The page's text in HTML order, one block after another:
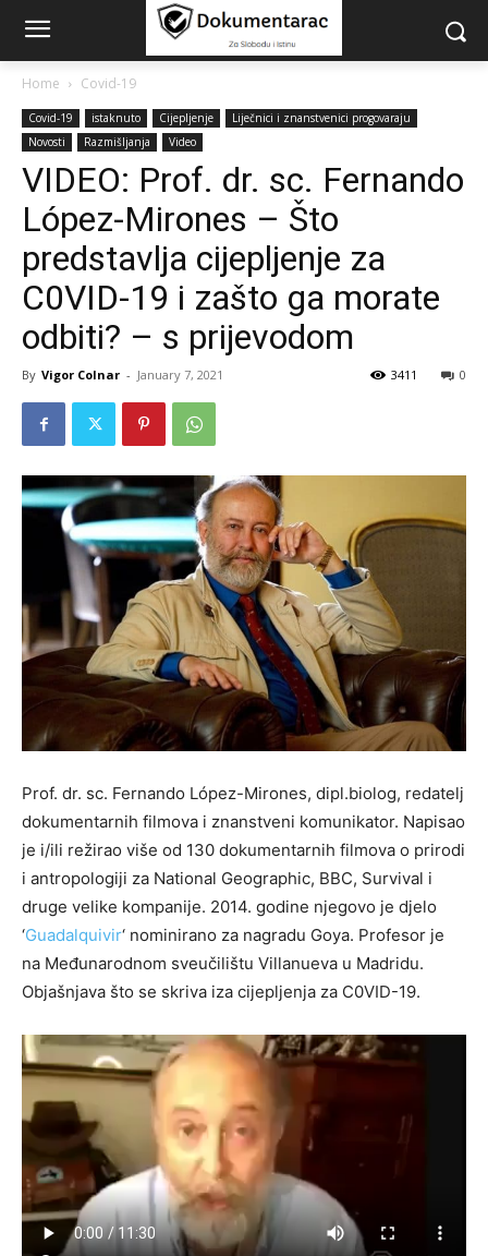
Home Covid-19
Covid-19 istaknuto Cijepljenje
Liječnici i znanstvenici progovaraju
Novosti
Razmišljanja Video
VIDEO: Prof. dr. sc. Fernando
López-Mirones – Što
predstavlja cijepljenje za
C0VID-19 i zašto ga morate
odbiti? – s prijevodom
By Vigor Colnar - January 7, 2021 0
3411
Prof. dr. sc. Fernando López-Mirones, dipl.biolog, redatelj
dokumentarnih filmova i znanstveni komunikator. Napisao
je i/ili režirao više od 130 dokumentarnih filmova o prirodi
i antropologiji za National Geographic, BBC, Survival i
druge velike kompanije. 2014. godine njegovo je djelo
‘Guadalquivir‘ nominirano za nagradu Goya. Profesor je
na Međunarodnom sveučilištu Villanueva u Madridu.
Objašnjava što se skriva iza cijepljenja za C0VID-19.